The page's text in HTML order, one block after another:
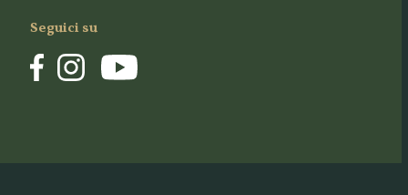
Seguici su